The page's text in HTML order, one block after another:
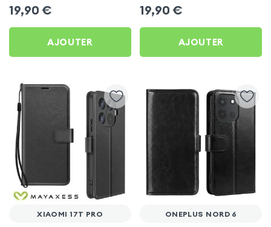
19,90 €
AJOUTER
19,90 €
AJOUTER
XIAOMI 17T PRO ONEPLUS NORD 6